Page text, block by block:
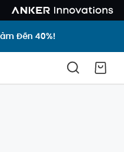
Đến 40%!